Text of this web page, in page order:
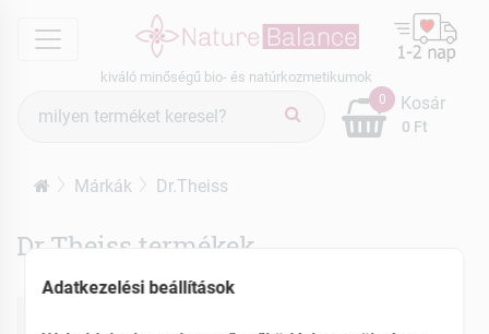
menu
kiváló minőségű bio- és natúrkozmetikumok
keresés
0
0 Ft
Kosár
Márkák Dr.Theiss
Dr.Theiss termékek
Adatkezelési beállítások